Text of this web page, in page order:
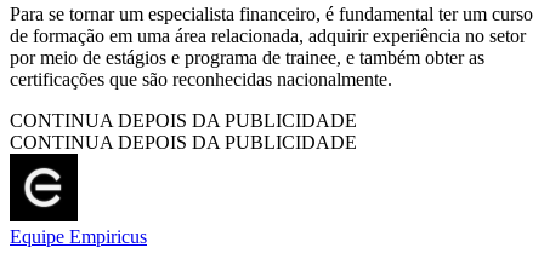
Para se tornar um especialista financeiro, é fundamental ter um curso
de formação em uma área relacionada, adquirir experiência no setor
por meio de estágios e programa de trainee, e também obter as
certificações que são reconhecidas nacionalmente.
CONTINUA DEPOIS DA PUBLICIDADE
CONTINUA DEPOIS DA PUBLICIDADE
Equipe Empiricus